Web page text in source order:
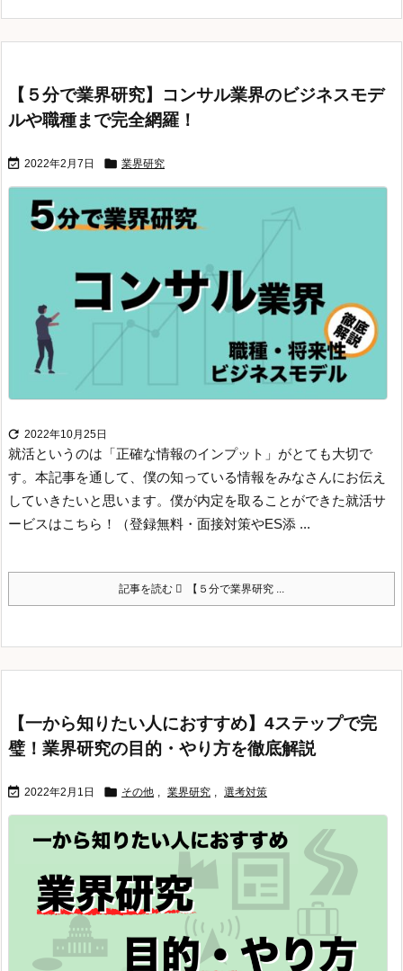
【５分で業界研究】コンサル業界のビジネスモデ
ルや職種まで完全網羅！
 2022年2月7日  業界研究
 2022年10月25日
就活というのは「正確な情報のインプット」がとても大切で
す。 本記事を通して、僕の知っている情報をみなさんにお伝え
していきたいと思います。 僕が内定を取ることができた就活サ
ービスはこちら！（登録無料・面接対策やES添 ...
記事を読む 【５分で業界研究 ...
【一から知りたい人におすすめ】4ステップで完
璧！業界研究の目的・やり方を徹底解説
 2022年2月1日  その他 , 業界研究 , 選考対策